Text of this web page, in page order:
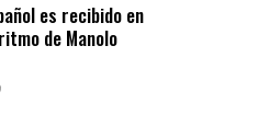
es recibido en
de Manolo